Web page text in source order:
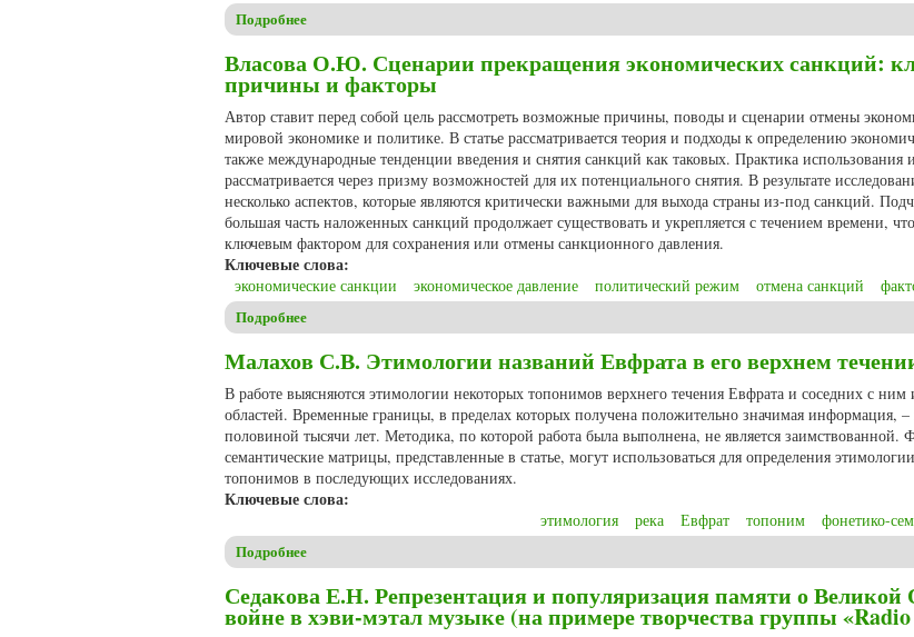
Подробнее
Власова О.Ю. Сценарии прекращения экономических санкций:
причины и факторы
Автор ставит перед собой цель рассмотреть возможные причины, поводы и сценарии отмены
мировой экономике и политике. В статье рассматривается теория и подходы к определению
также международные тенденции введения и снятия санкций как таковых. Практика использования
рассматривается через призму возможностей для их потенциального снятия. В результате
несколько аспектов, которые являются критически важными для выхода страны из-под санкций.
большая часть наложенных санкций продолжает существовать и укрепляется с течением времени,
ключевым фактором для сохранения или отмены санкционного давления.
Ключевые слова:
экономические санкции экономическое давление политический режим отмена санкций
Подробнее
Малахов С.В. Этимологии названий Евфрата в его верхнем
В работе выясняются этимологии некоторых топонимов верхнего течения Евфрата и соседних с ним
областей. Временные границы, в пределах которых получена положительно значимая информация, –
половиной тысячи лет. Методика, по которой работа была выполнена, не является заимствованной.
семантические матрицы, представленные в статье, могут использоваться для определения
топонимов в последующих исследованиях.
Ключевые слова:
этимология река Евфрат топоним фонетико-
Подробнее
Седакова Е.Н. Репрезентация и популяризация памяти о Великой
войне в хэви-мэтал музыке (на примере творчества группы